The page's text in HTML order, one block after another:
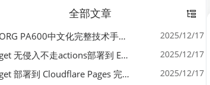
全部文章
KORG PA600中文化完整技术手册 - 从逆向到实现的全流程指南 2025/12/17
Xget 无侵入不走actions部署到 EdgeOne Pages 指南 2025/12/17
Xget 部署到 Cloudflare Pages 完整指南 - 无需修改源码的构建配置 2025/12/17